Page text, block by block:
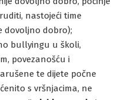
nastojeći time
dovoljno dobro);
bullyingu u školi,
povezanošću i
te dijete počne
s vršnjacima, ne